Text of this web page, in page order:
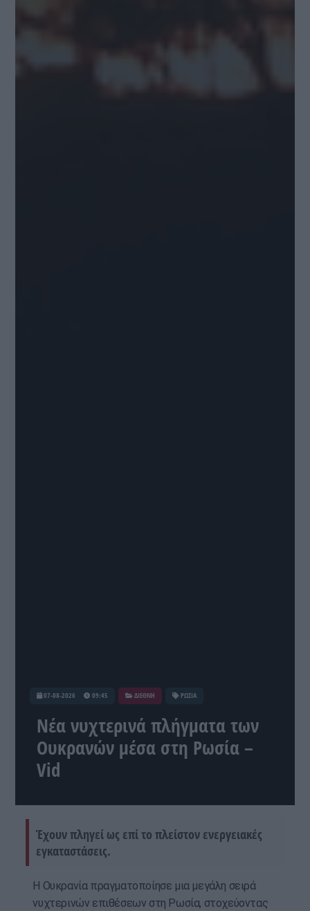
07-08-2026 09:45 ΔΙΕΘΝΗ ΡΩΣΙΑ
Νέα νυχτερινά πλήγματα των
Ουκρανών μέσα στη Ρωσία –
Vid
Έχουν πληγεί ως επί το πλείστον ενεργειακές
εγκαταστάσεις.
Η Ουκρανία πραγματοποίησε μια μεγάλη σειρά
νυχτερινών επιθέσεων στη Ρωσία, στοχεύοντας